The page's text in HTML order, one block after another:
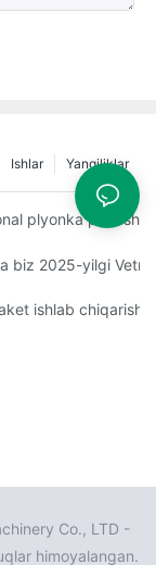
Yangiliklar
Ishlar
plyonka puflash
biz 2025-yilgi
qanday
ishlab chiqarish
Co., LTD -
himoyalangan.